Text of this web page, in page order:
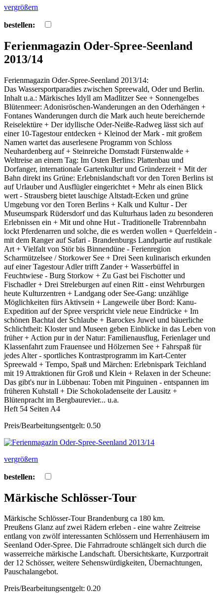
vergrößern
bestellen:
Ferienmagazin Oder-Spree-Seenland
2013/14
Ferienmagazin Oder-Spree-Seenland 2013/14:
Das Wassersportparadies zwischen Spreewald, Oder und Berlin.
Inhalt u.a.: Märkisches Idyll am Madlitzer See + Sonnengelbes
Blütenmeer: Adonisröschen-Wanderungen an den Oderhängen +
Fontanes Wanderungen durch die Mark auch heute bereichernde
Reiselektüre + Der idyllische Oder-Neiße-Radweg lässt sich auf
einer 10-Tagestour entdecken + Kleinod der Mark - mit großem
Namen wartet das auserlesene Programm von Schloss
Neuhardenberg auf + Steinreiche Domstadt Fürstenwalde +
Weltreise an einem Tag: Im Osten Berlins: Plattenbau und
Dorfanger, internationale Gartenkultur und Gründerzeit + Mit der
Bahn direkt ins Grüne: Erlebnislandschaft vor den Toren Berlins ist
auf Urlauber und Ausflügler eingerichtet + Mehr als einen Blick
wert - Strausberg bietet lauschige Altstadt-Ecken und grüne
Umgebung vor den Toren Berlins + Kalk und Kultur - Der
Museumspark Rüdersdorf und das Kulturhaus laden zu besonderen
Erlebnissen ein + Mit und ohne Hut - Traditionelle Trabrennbahn
lockt Pferdenarren und solche, die es werden wollen + Querfeldein -
mit dem Ranger auf Safari - Brandenburgs Landpartie auf rustikale
Art + Vielfalt von Stör bis Binnendüne - Ferienregion
Scharmützelsee / Storkower See + Drei Seen kulinarisch erkunden
auf einer Tagestour Adler trifft Zander + Wasserbüffel in
Feuchtwiese - Burg Storkow + Zu Gast bei Fischotter und
Fischadler + Drei Streleburgen auf einen Ritt - einst Wehrburgen
heute Kulturzentren + Landgang oder See-Gang: unzählige
Möglichkeiten fürs Aktivsein + Langeweile über Bord: Kanu-
Expedition auf der Spree verspricht viele neue Eindrücke + Im
schönen Bachtal der Schlaube + Barockes Juwel und bäuerliche
Schlichtheit: Kloster und Museen geben Einblicke in das Leben von
früher + Action pur in der Natur: Familienausflug, Ferienlager und
Klassenfahrt zum Frauensee und Hölzernen See + Fahrspaß für
jedes Alter - sportliches Kontrastprogramm im Kart-Center
Spreewald + Tempo, Spaß und Märchen: Erlebnispark Teichland
mit 19 Attraktionen für Groß und Klein + Relaxen in der Scheune:
Das gibt's nur in Lübbenau: Toben mit Pinguinen - entspannen im
früheren Kuhstall + Die Schokoladenseite der Lausitz +
Blütenpracht im Bergbaurevier... u.a.
Heft 54 Seiten A4
Preis/Bearbeitungsentgelt: 0.50
vergrößern
bestellen:
Märkische Schlösser-Tour
Märkische Schlösser-Tour Brandenburg ca 180 km.
Preußens Glanz auf zwei Rädern erleben - eine wahre Zeitreise
entlang von zwölf interessanten Schlössern und Herrenhäusern im
Seenland Oder-Spree. Die Fahrradroute schlängelt sich durch die
wasserreiche märkische Landschaft. Übersichtskarte, Kurzportrait
der 12 Schösser, weitere Sehenswürdigkeiten, Übernachtungen,
Pauschalangebot.
Preis/Bearbeitungsentgelt: 0.20